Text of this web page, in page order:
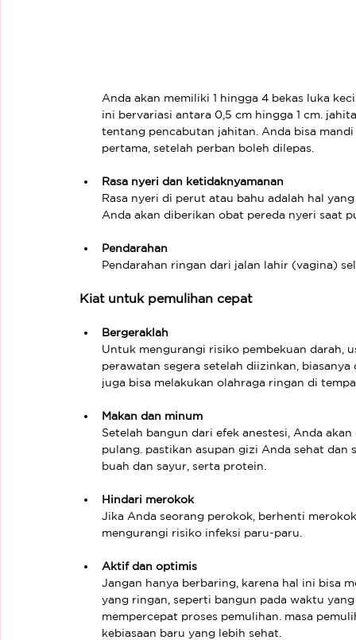
Anda akan memiliki 1 hingga 4 bekas luka
ini bervariasi antara 0,5 cm hingga 1 cm.
tentang pencabutan jahitan. Anda bisa
pertama, setelah perban boleh dilepas.
Rasa nyeri dan ketidaknyamanan
Rasa nyeri di perut atau bahu adalah hal
Anda akan diberikan obat pereda nyeri saat
Pendarahan
Pendarahan ringan dari jalan lahir (vagina)
Kiat untuk pemulihan cepat
Bergeraklah
Untuk mengurangi risiko pembekuan darah,
perawatan segera setelah diizinkan,
juga bisa melakukan olahraga ringan di
Makan dan minum
Setelah bangun dari efek anestesi, Anda
pulang. pastikan asupan gizi Anda sehat
buah dan sayur, serta protein.
Hindari merokok
Jika Anda seorang perokok, berhenti
mengurangi risiko infeksi paru-paru.
Aktif dan optimis
Jangan hanya berbaring, karena hal ini bisa
yang ringan, seperti bangun pada waktu
mempercepat proses pemulihan. masa
kebiasaan baru yang lebih sehat.